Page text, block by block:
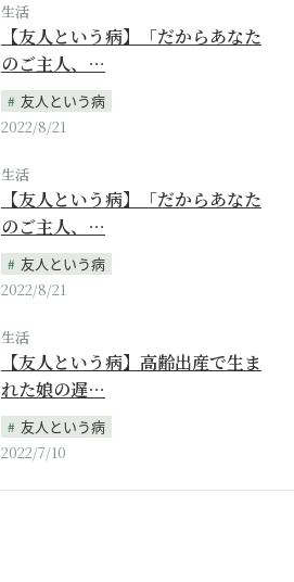
生活
【友人という病】「だからあなた
のご主人、…
友人という病
2022/8/21
生活
【友人という病】「だからあなた
のご主人、…
友人という病
2022/8/21
生活
【友人という病】高齢出産で生ま
れた娘の遅…
友人という病
2022/7/10